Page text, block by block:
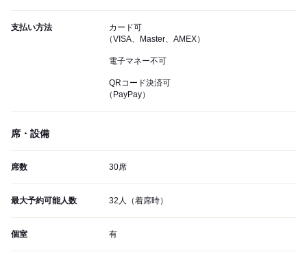
支払い方法
カード可
（VISA、Master、AMEX）
電子マネー不可
QRコード決済可
（PayPay）
席・設備
席数 30席
最大予約可能人数 32人（着席時）
個室 有